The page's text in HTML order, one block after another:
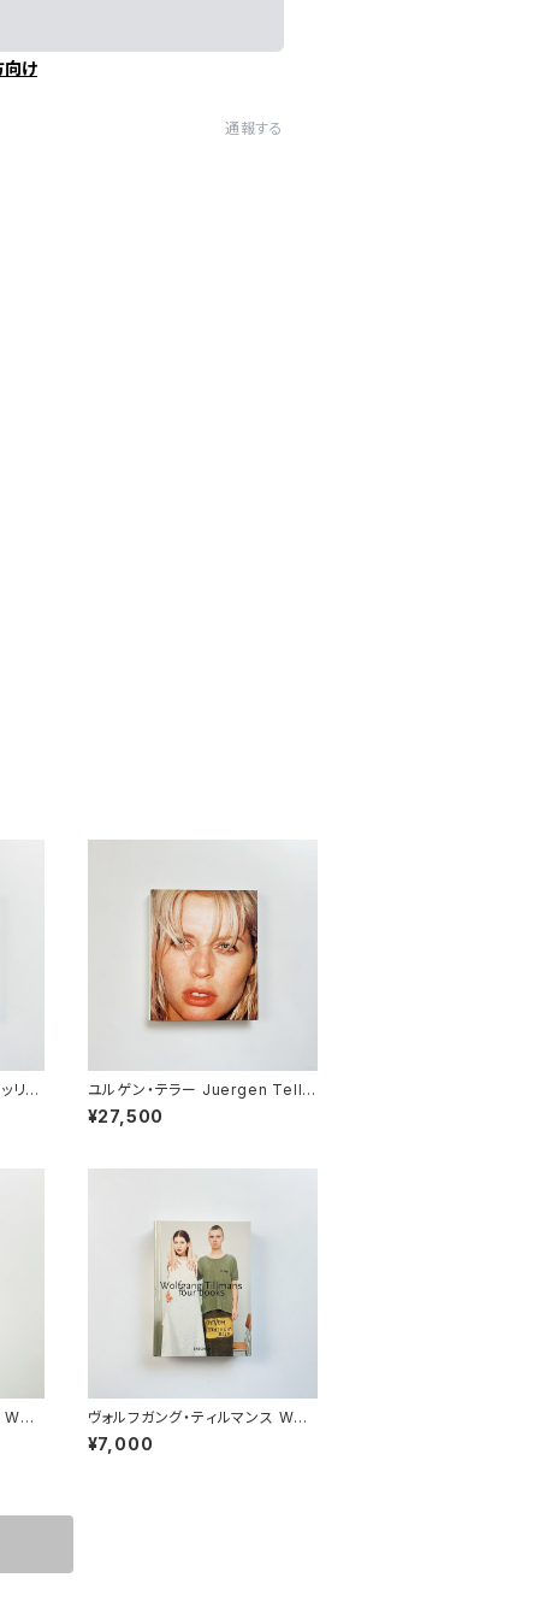
向け
通報する
リ
往
ユルゲン・テラー Juergen Telle
r | Juergen Teller
¥27,500
Wolf
ヴォルフガング・ティルマンス Wolf
gang Tillmans | four books
¥7,000